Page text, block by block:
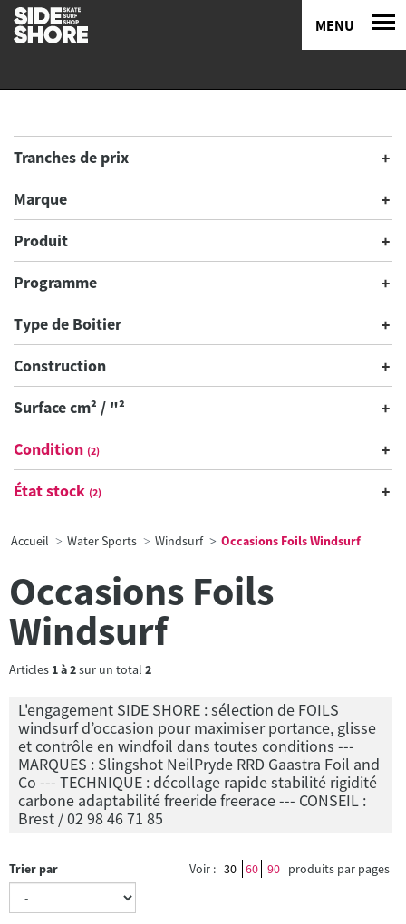
MENU
Tranches de prix
Marque
Produit
Programme
Type de Boitier
Construction
Surface cm² / "²
Condition (2)
État stock (2)
Accueil Water Sports Windsurf Occasions Foils Windsurf
Occasions Foils
Windsurf
Articles 1à2sur un total 2
L'engagement SIDE SHORE : sélection de FOILS
windsurf d’occasion pour maximiser portance, glisse
et contrôle en windfoil dans toutes conditions ---
MARQUES : Slingshot NeilPryde RRD Gaastra Foil and
Co --- TECHNIQUE : décollage rapide stabilité rigidité
carbone adaptabilité freeride freerace --- CONSEIL :
Brest / 02 98 46 71 85
Trier par Voir : 30 60 90 produits par pages